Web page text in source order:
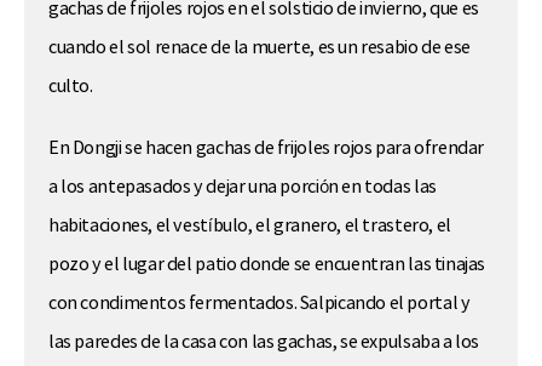
gachas de frijoles rojos en el solsticio de invierno, que es
cuando el sol renace de la muerte, es un resabio de ese
culto.
En Dongji se hacen gachas de frijoles rojos para ofrendar
a los antepasados y dejar una porción en todas las
habitaciones, el vestíbulo, el granero, el trastero, el
pozo y el lugar del patio donde se encuentran las tinajas
con condimentos fermentados. Salpicando el portal y
las paredes de la casa con las gachas, se expulsaba a los